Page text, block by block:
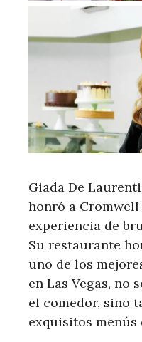
Giada De
honró a Cromwell
experiencia de
Su restaurante
uno de los
en Las Vegas, no
el comedor, sino
exquisitos menús